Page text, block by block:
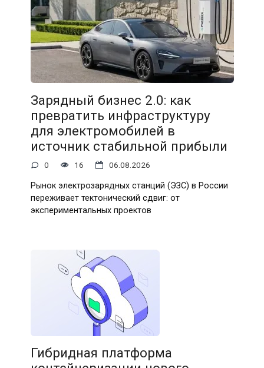
Зарядный бизнес 2.0: как
превратить инфраструктуру
для электромобилей в
источник стабильной прибыли
0 16 06.08.2026
Рынок электрозарядных станций (ЭЗС) в России
переживает тектонический сдвиг: от
экспериментальных проектов
Гибридная платформа